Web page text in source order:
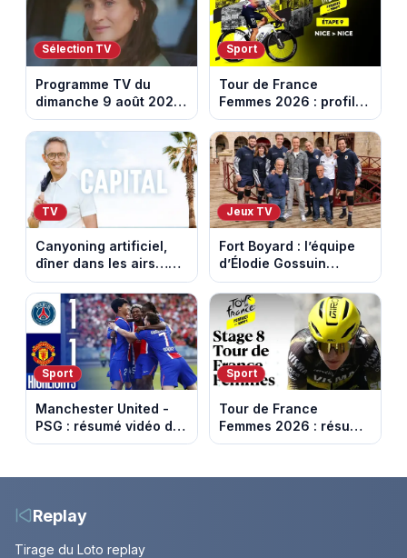
Sélection TV
Programme TV du
dimanche 9 août 2026
: notre sélection pour
votre soirée télé
Sport
Tour de France
Femmes 2026 : profil
et horaires de la
dernière étape à Nice
TV
Canyoning artificiel,
dîner dans les airs…
les loisirs les plus fous
passés au crible dans
Capital
Jeux TV
Fort Boyard : l’équipe
d’Élodie Gossuin
termine avec une belle
somme pour l'Unicef et
le Refuge
Sport
Manchester United -
PSG : résumé vidéo du
match amical du 8 août
Sport
Tour de France
Femmes 2026 : résumé
vidéo de la 9e étape
Replay
Tirage du Loto replay